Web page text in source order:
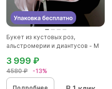
Букет из кустовых роз,
альстромерии и диантусов - М
4580 ₽ -13%
3 999 ₽